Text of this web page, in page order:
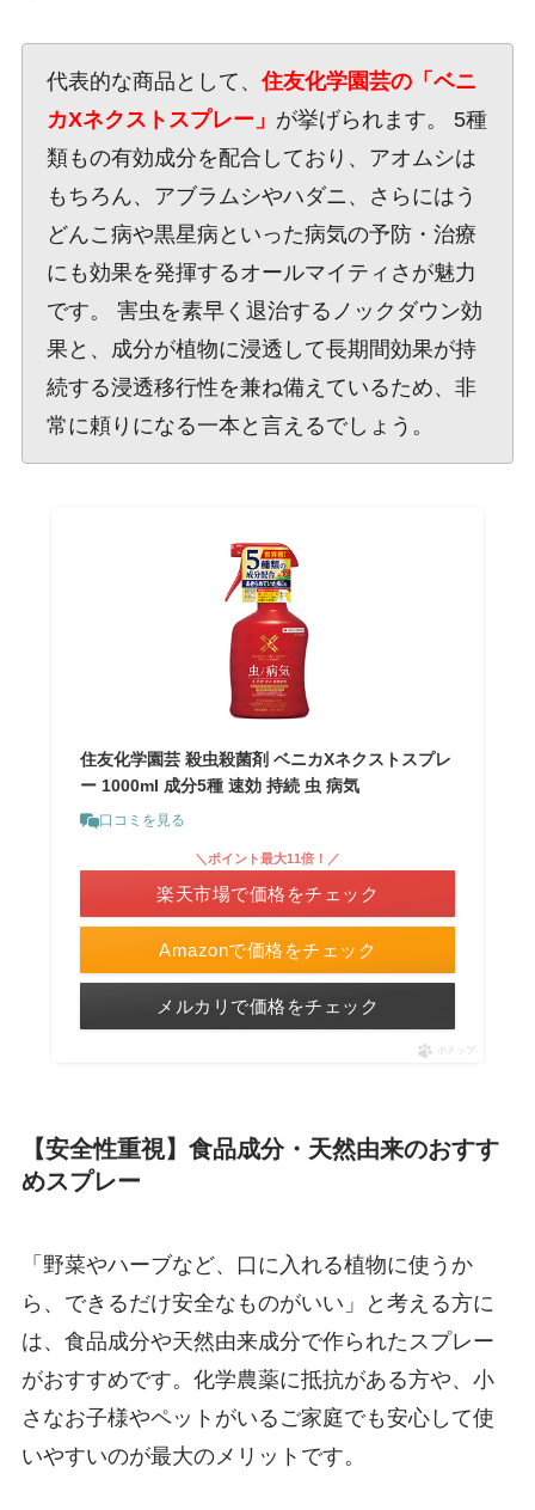
代表的な商品として、住友化学園芸の「ベニ
カXネクストスプレー」 が挙げられます。 5種
類もの有効成分を配合しており、アオムシは
もちろん、アブラムシやハダニ、さらにはう
どんこ病や黒星病といった病気の予防・治療
にも効果を発揮するオールマイティさが魅力
です。 害虫を素早く退治するノックダウン効
果と、成分が植物に浸透して長期間効果が持
続する浸透移行性を兼ね備えているため、非
常に頼りになる一本と言えるでしょう。
住友化学園芸 殺虫殺菌剤 ベニカXネクストスプレ
ー 1000ml 成分5種 速効 持続 虫 病気
口コミを見る
Amazonで価格をチェック
＼ポイント最大11倍！／
楽天市場で価格をチェック
メルカリで価格をチェック
ポチップ
【安全性重視】食品成分・天然由来のおすす
めスプレー
「野菜やハーブなど、口に入れる植物に使うか
ら、できるだけ安全なものがいい」と考える方に
は、食品成分や天然由来成分で作られたスプレー
がおすすめです。化学農薬に抵抗がある方や、小
さなお子様やペットがいるご家庭でも安心して使
いやすいのが最大のメリットです。